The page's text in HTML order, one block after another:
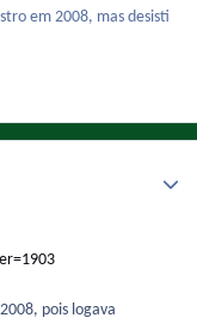
em 2008, mas desisti
pois logava